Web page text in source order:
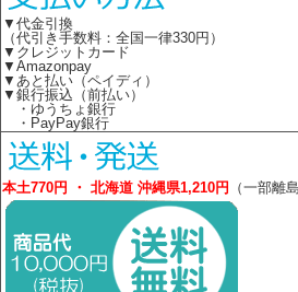
▼代金引換
（代引き手数料：全国一律330円）
▼クレジットカード
▼Amazonpay
▼あと払い（ペイディ）
▼銀行振込（前払い）
・ゆうちょ銀行
・PayPay銀行
本土770円 ・ 北海道 沖縄県1,210円 （一部離